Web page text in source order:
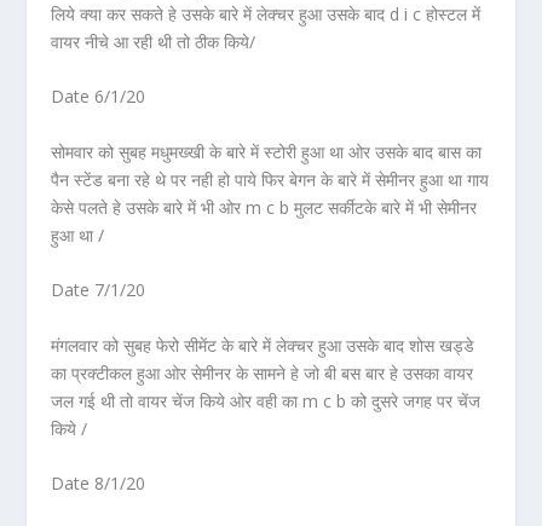
लिये क्या कर सकते हे उसके बारे में लेक्चर हुआ उसके बाद d i c होस्टल में
वायर नीचे आ रही थी तो ठीक किये/
Date 6/1/20
सोमवार को सुबह मधुमख्खी के बारे में स्टोरी हुआ था ओर उसके बाद बास का
पैन स्टेंड बना रहे थे पर नही हो पाये फिर बेगन के बारे में सेमीनर हुआ था गाय
केसे पलते हे उसके बारे में भी ओर m c b मुलट सर्कीटके बारे में भी सेमीनर
हुआ था /
Date 7/1/20
मंगलवार को सुबह फेरो सीमेंट के बारे में लेक्चर हुआ उसके बाद शोस खड्डे
का प्रक्टीकल हुआ ओर सेमीनर के सामने हे जो बी बस बार हे उसका वायर
जल गई थी तो वायर चेंज किये ओर वही का m c b को दुसरे जगह पर चेंज
किये /
Date 8/1/20